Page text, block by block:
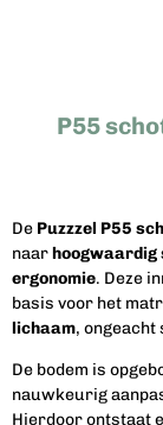
P55
De Puzzzel P55
naar
ergonomie. Deze
basis voor het
lichaam, ongeacht
De bodem is
nauwkeurig
Hierdoor ontstaat